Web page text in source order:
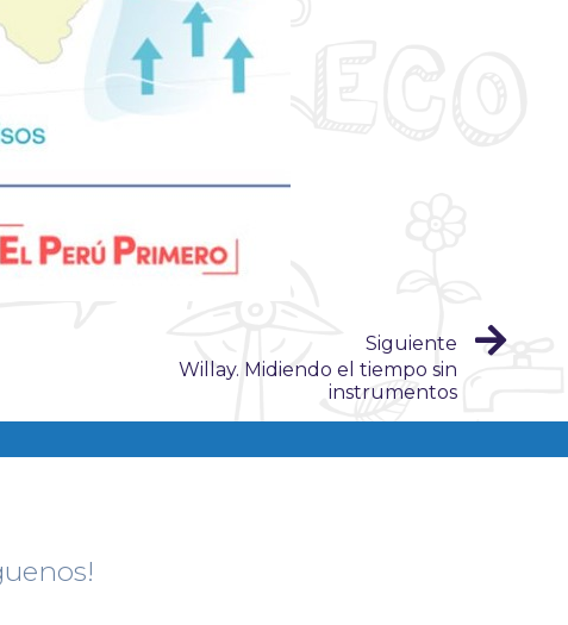
Siguiente
Willay. Midiendo el tiempo sin
instrumentos